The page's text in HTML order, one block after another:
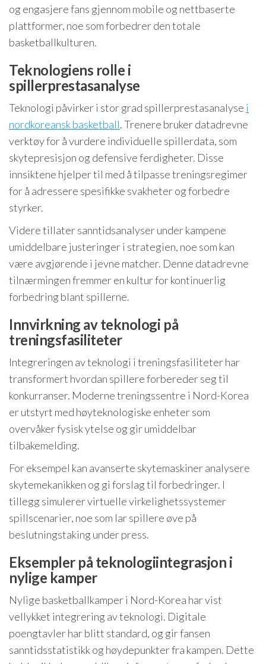
og engasjere fans gjennom mobile og nettbaserte
plattformer, noe som forbedrer den totale
basketballkulturen.
Teknologiens rolle i
spillerprestasanalyse
Teknologi påvirker i stor grad spillerprestasanalyse i
nordkoreansk basketball. Trenere bruker datadrevne
verktøy for å vurdere individuelle spillerdata, som
skytepresisjon og defensive ferdigheter. Disse
innsiktene hjelper til med å tilpasse treningsregimer
for å adressere spesifikke svakheter og forbedre
styrker.
Videre tillater sanntidsanalyser under kampene
umiddelbare justeringer i strategien, noe som kan
være avgjørende i jevne matcher. Denne datadrevne
tilnærmingen fremmer en kultur for kontinuerlig
forbedring blant spillerne.
Innvirkning av teknologi på
treningsfasiliteter
Integreringen av teknologi i treningsfasiliteter har
transformert hvordan spillere forbereder seg til
konkurranser. Moderne treningssentre i Nord-Korea
er utstyrt med høyteknologiske enheter som
overvåker fysisk ytelse og gir umiddelbar
tilbakemelding.
For eksempel kan avanserte skytemaskiner analysere
skytemekanikken og gi forslag til forbedringer. I
tillegg simulerer virtuelle virkelighetssystemer
spillscenarier, noe som lar spillere øve på
beslutningstaking under press.
Eksempler på teknologiintegrasjon i
nylige kamper
Nylige basketballkamper i Nord-Korea har vist
vellykket integrering av teknologi. Digitale
poengtavler har blitt standard, og gir fansen
sanntidsstatistikk og høydepunkter fra kampen. Dette